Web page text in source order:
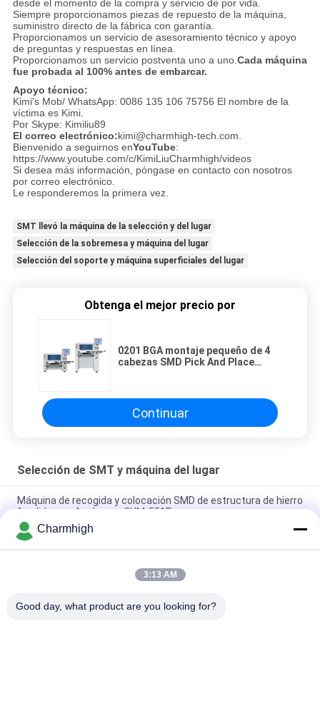
desde el momento de la compra y servicio de por vida.
Siempre proporcionamos piezas de repuesto de la máquina,
suministro directo de la fábrica con garantía.
Proporcionamos un servicio de asesoramiento técnico y apoyo
de preguntas y respuestas en línea.
Proporcionamos un servicio postventa uno a uno.Cada máquina
fue probada al 100% antes de embarcar.
Apoyo técnico:
Kimi's Mob/ WhatsApp: 0086 135 106 75756 El nombre de la
víctima es Kimi.
Por Skype: Kimiliu89
El correo electrónico:kimi@charmhigh-tech.com.
Bienvenido a seguirnos enYouTube:
https://www.youtube.com/c/KimiLiuCharmhigh/videos
Si desea más información, póngase en contacto con nosotros
por correo electrónico.
Le responderemos la primera vez.
SMT llevó la máquina de la selección y del lugar
Selección de la sobremesa y máquina del lugar
Selección del soporte y máquina superficiales del lugar
Obtenga el mejor precio por
0201 BGA montaje pequeño de 4
cabezas SMD Pick And Place
Continuar
Selección de SMT y máquina del lugar
Máquina de recogida y colocación SMD de estructura de hierro
fundido con 4 cabezas CHM-551P
Máquina de colocación y recogida SMT TC06 de diseño
estrecho y alta precisión, 6 cabezales, compatible con 01005
La máquina de montaje de chips SMT para fabricación de
Charmhigh
3:13 AM
Good day, what product are you looking for?